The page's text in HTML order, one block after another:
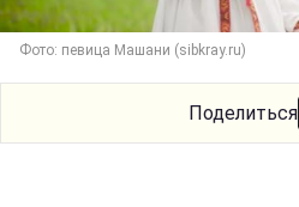
Фото: певица Машани (sibkray.ru)
Поделиться